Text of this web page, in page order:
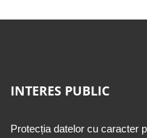
INTERES PUBLIC
Protecția datelor cu caracter